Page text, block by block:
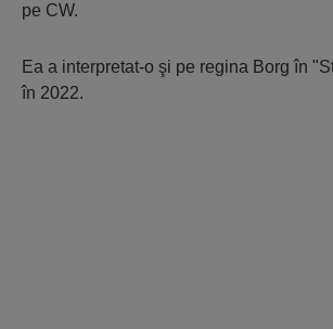
pe CW.
Ea a interpretat-o şi pe regina Borg în
în 2022.